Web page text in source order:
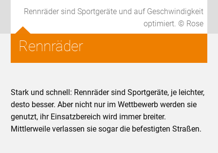
Rennräder sind Sportgeräte und auf Geschwindigkeit
optimiert. © Rose
Rennräder
Stark und schnell: Rennräder sind Sportgeräte, je leichter,
desto besser. Aber nicht nur im Wettbewerb werden sie
genutzt, ihr Einsatzbereich wird immer breiter.
Mittlerweile verlassen sie sogar die befestigten Straßen.